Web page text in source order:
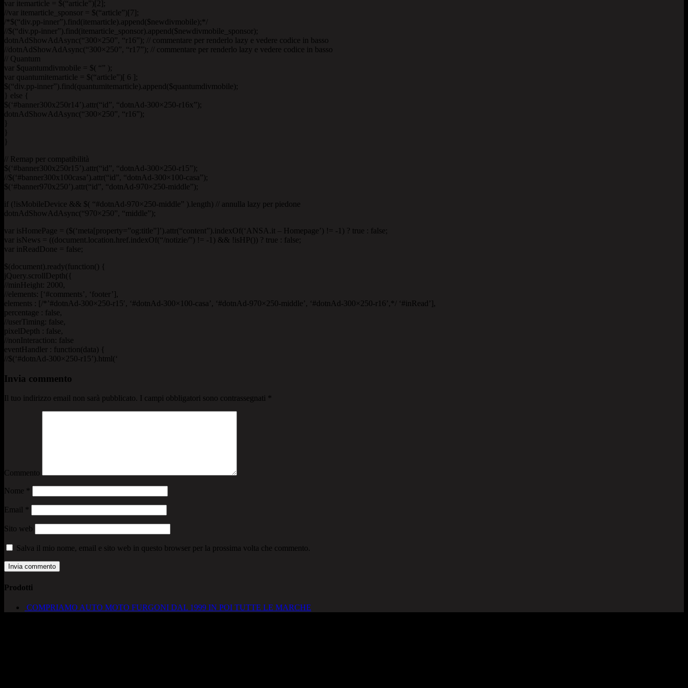
var itemarticle = $(“article”)[2];
//var itemarticle_sponsor = $(“article”)[7];
/*$(“div.pp-inner”).find(itemarticle).append($newdivmobile);*/
//$(“div.pp-inner”).find(itemarticle_sponsor).append($newdivmobile_sponsor);
dotnAdShowAdAsync(“300×250”, “r16”); // commentare per renderlo lazy e vedere codice in basso
//dotnAdShowAdAsync(“300×250”, “r17”); // commentare per renderlo lazy e vedere codice in basso
// Quantum
var $quantumdivmobile = $( “” );
var quantumitemarticle = $(“article”)[ 6 ];
$(“div.pp-inner”).find(quantumitemarticle).append($quantumdivmobile);
} else {
$(‘#banner300x250r14’).attr(“id”, “dotnAd-300×250-r16x”);
dotnAdShowAdAsync(“300×250”, “r16”);
}
}
}
// Remap per compatibilità
$(‘#banner300x250r15’).attr(“id”, “dotnAd-300×250-r15”);
//$(‘#banner300x100casa’).attr(“id”, “dotnAd-300×100-casa”);
$(‘#banner970x250’).attr(“id”, “dotnAd-970×250-middle”);
if (!isMobileDevice && $( “#dotnAd-970×250-middle” ).length) // annulla lazy per piedone
dotnAdShowAdAsync(“970×250”, “middle”);
var isHomePage = ($(‘meta[property=”og:title”]’).attr(“content”).indexOf(‘ANSA.it – Homepage’) != -1) ? true : false;
var isNews = ((document.location.href.indexOf(“/notizie/”) != -1) && !isHP()) ? true : false;
var inReadDone = false;
$(document).ready(function() {
jQuery.scrollDepth({
//minHeight: 2000,
//elements: [‘#comments’, ‘footer’],
elements : [/*’#dotnAd-300×250-r15′, ‘#dotnAd-300×100-casa’, ‘#dotnAd-970×250-middle’, ‘#dotnAd-300×250-r16’,*/ ‘#inRead’],
percentage : false,
//userTiming: false,
pixelDepth : false,
//nonInteraction: false
eventHandler : function(data) {
//$(‘#dotnAd-300×250-r15’).html(‘
Invia commento
Il tuo indirizzo email non sarà pubblicato. I campi obbligatori sono contrassegnati
Commento
Nome
Email
Sito web
Salva il mio nome, email e sito web in questo browser per la prossima volta che commento.
Prodotti
COMPRIAMO AUTO MOTO FURGONI DAL 1999 IN POI TUTTE LE MARCHE